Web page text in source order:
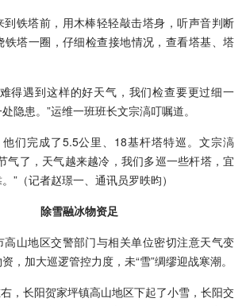
到铁塔前，用木棒轻轻敲击塔身，听声音判断
铁塔一圈，仔细检查接地情况，查看塔基、塔
得遇到这样的好天气，我们检查要更过细一
隐患。”运维一班班长文宗滈叮嘱道。
们完成了5.5公里、18基杆塔特巡。文宗滈
气了，天气越来越冷，我们多巡一些杆塔，宜
”（记者赵璟一、通讯员罗昳昀）
除雪融冰物资足
高山地区交警部门与相关单位密切注意天气变
，加大巡逻管控力度，未“雪”绸缪迎战寒潮。
，长阳贺家坪镇高山地区下起了小雪，长阳交